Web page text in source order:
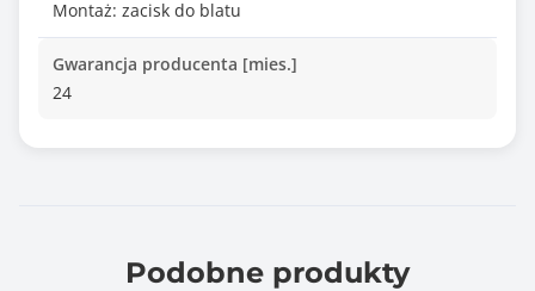
Montaż: zacisk do blatu
Gwarancja producenta [mies.]
24
Podobne produkty